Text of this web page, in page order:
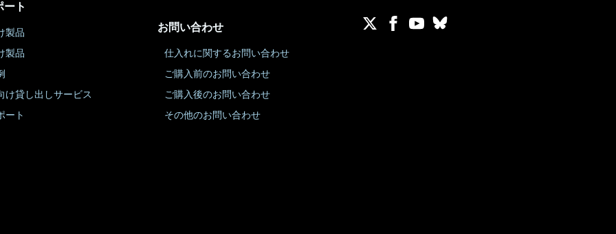
ート
製品
製品
け貸し出しサービス
ート
お問い合わせ
仕入れに関するお問い合わせ
ご購入前のお問い合わせ
ご購入後のお問い合わせ
その他のお問い合わせ